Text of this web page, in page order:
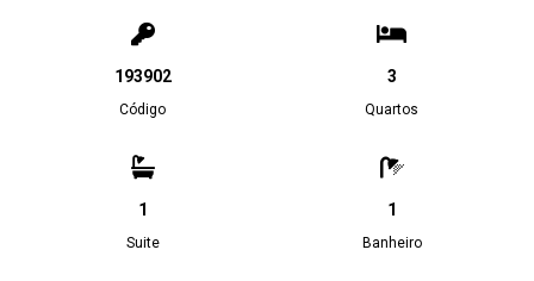
193902
Código
3
Quartos
1
Suite
1
Banheiro